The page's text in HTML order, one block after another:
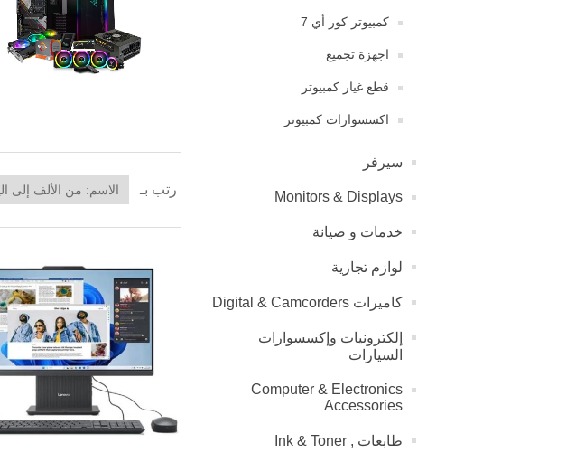
كمبيوتر كور أي 7
اجهزة تجميع
قطع غيار كمبيوتر
اكسسوارات كمبيوتر
سيرفر
Monitors & Displays
خدمات و صیانة
لوازم تجارية
كاميرات Digital & Camcorders
إلكترونيات وإكسسوارات
السيارات
Computer & Electronics
Accessories
طابعات , Ink & Toner
رتب بـ